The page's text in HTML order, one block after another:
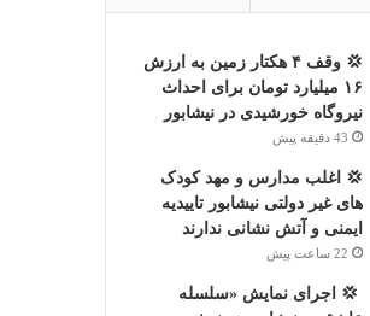
💢 وقف ۴ هکتار زمین به ارزش
۱۶ میلیارد تومان برای احداث
نیروگاه خورشیدی در نیشابور
43 دقیقه پیش
💢 اغلب مدارس و مهد کودک
های غیر دولتی نیشابور تاییدیه
ایمنی و آتش نشانی ندارند
22 ساعت پیش
‍ 💢 اجرای نمایش «سلسله